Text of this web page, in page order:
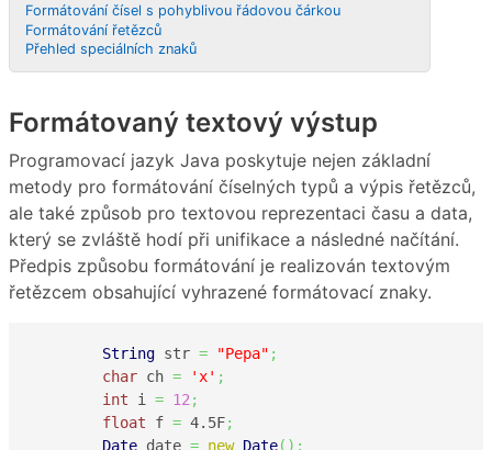
Formátování čísel s pohyblivou řádovou čárkou
Formátování řetězců
Přehled speciálních znaků
Formátovaný textový výstup
Programovací jazyk Java poskytuje nejen základní
metody pro formátování číselných typů a výpis řetězců,
ale také způsob pro textovou reprezentaci času a data,
který se zvláště hodí při unifikace a následné načítání.
Předpis způsobu formátování je realizován textovým
řetězcem obsahující vyhrazené formátovací znaky.
String str = "Pepa" ;
char ch = 'x' ;
int i = 12 ;
float f = 4.5F;
Date date = new Date( ) ;